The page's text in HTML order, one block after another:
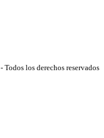
- Todos los derechos reservados